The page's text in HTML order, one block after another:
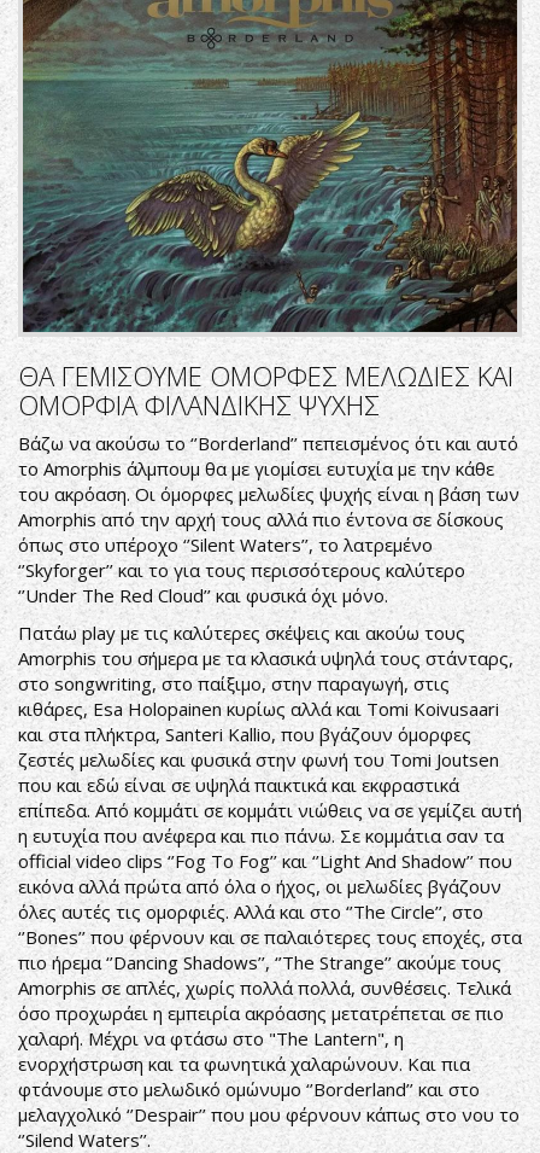
ΘΑ ΓΕΜΙΣΟΥΜΕ ΟΜΟΡΦΕΣ ΜΕΛΩΔΙΕΣ ΚΑΙ
ΟΜΟΡΦΙΑ ΦΙΛΑΝΔΙΚΗΣ ΨΥΧΗΣ
Βάζω να ακούσω το ‘’Borderland’’ πεπεισμένος ότι και αυτό
το Amorphis άλμπουμ θα με γιομίσει ευτυχία με την κάθε
του ακρόαση. Οι όμορφες μελωδίες ψυχής είναι η βάση των
Amorphis από την αρχή τους αλλά πιο έντονα σε δίσκους
όπως στο υπέροχο ‘’Silent Waters’’, το λατρεμένο
‘’Skyforger’’ και το για τους περισσότερους καλύτερο
‘’Under The Red Cloud’’ και φυσικά όχι μόνο.
Πατάω play με τις καλύτερες σκέψεις και ακούω τους
Amorphis του σήμερα με τα κλασικά υψηλά τους στάνταρς,
στο songwriting, στο παίξιμο, στην παραγωγή, στις
κιθάρες, Esa Holopainen κυρίως αλλά και Tomi Koivusaari
και στα πλήκτρα, Santeri Kallio, που βγάζουν όμορφες
ζεστές μελωδίες και φυσικά στην φωνή του Tomi Joutsen
που και εδώ είναι σε υψηλά παικτικά και εκφραστικά
επίπεδα. Από κομμάτι σε κομμάτι νιώθεις να σε γεμίζει αυτή
η ευτυχία που ανέφερα και πιο πάνω. Σε κομμάτια σαν τα
official video clips ‘’Fog To Fog’’ και ‘’Light And Shadow’’ που
εικόνα αλλά πρώτα από όλα ο ήχος, οι μελωδίες βγάζουν
όλες αυτές τις ομορφιές. Αλλά και στο ‘’The Circle’’, στο
‘’Bones’’ που φέρνουν και σε παλαιότερες τους εποχές, στα
πιο ήρεμα ‘’Dancing Shadows’’, ‘’The Strange’’ ακούμε τους
Amorphis σε απλές, χωρίς πολλά πολλά, συνθέσεις. Τελικά
όσο προχωράει η εμπειρία ακρόασης μετατρέπεται σε πιο
χαλαρή. Μέχρι να φτάσω στο "The Lantern", η
ενορχήστρωση και τα φωνητικά χαλαρώνουν. Και πια
φτάνουμε στο μελωδικό ομώνυμο ‘’Borderland’’ και στο
μελαγχολικό ‘’Despair’’ που μου φέρνουν κάπως στο νου το
‘’Silend Waters’’.